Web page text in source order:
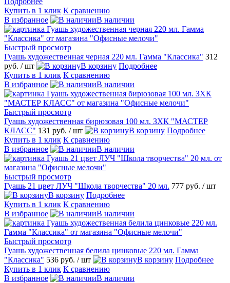
Купить в 1 клик К сравнению
В избранное
В наличии
Быстрый просмотр
Гуашь художественная черная 220 мл. Гамма "Классика" 312
руб. / шт В корзину Подробнее
Купить в 1 клик К сравнению
В избранное
В наличии
Быстрый просмотр
Гуашь художественная бирюзовая 100 мл. ЗХК "МАСТЕР
КЛАСС" 131 руб. / шт В корзину Подробнее
Купить в 1 клик К сравнению
В избранное
В наличии
Быстрый просмотр
Гуашь 21 цвет ЛУЧ "Школа творчества" 20 мл. 777 руб. / шт
В корзину Подробнее
Купить в 1 клик К сравнению
В избранное
В наличии
Быстрый просмотр
Гуашь художественная белила цинковые 220 мл. Гамма
"Классика" 536 руб. / шт В корзину Подробнее
Купить в 1 клик К сравнению
В избранное
В наличии